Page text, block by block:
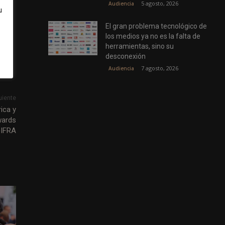
y
Audiencia 5 agosto, 2026
El gran problema tecnológico de
los medios ya no es la falta de
herramientas, sino su
desconexión
Audiencia 7 agosto, 2026